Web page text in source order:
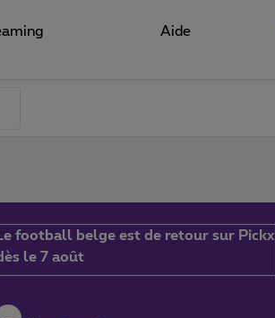
Aide
football belge est de retour sur Pickx
le 7 août